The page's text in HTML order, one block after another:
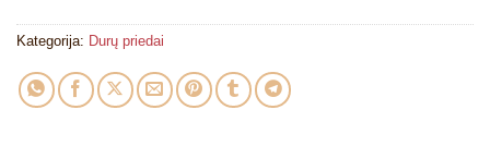
Kategorija: Durų priedai